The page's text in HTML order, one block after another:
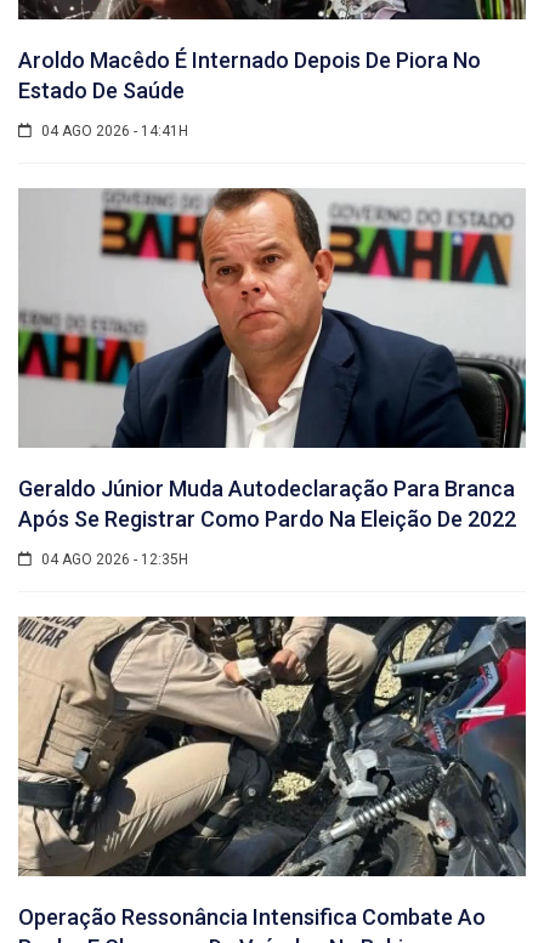
Aroldo Macêdo É Internado Depois De Piora No
Estado De Saúde
04 AGO 2026 - 14:41H
Geraldo Júnior Muda Autodeclaração Para Branca
Após Se Registrar Como Pardo Na Eleição De 2022
04 AGO 2026 - 12:35H
Operação Ressonância Intensifica Combate Ao